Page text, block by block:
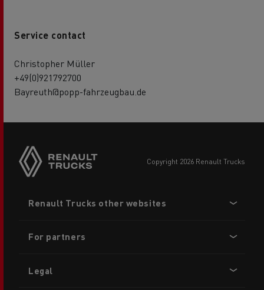
Service contact
Christopher Müller
+49(0)921792700
Bayreuth@popp-fahrzeugbau.de
copyright 2026 Renault Trucks
menu
Renault Trucks other websites
For partners
Legal